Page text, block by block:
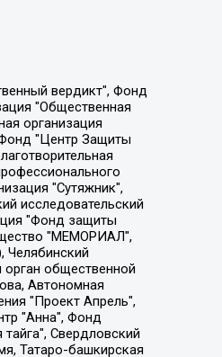
Борисович, Сироткин Ярослав Николаевич, Кара-Мурза Владимир Владимирович, Баранова Наталья Владимировна, Гозман Леонид Яковлевич, Кагарлицкий Борис Юльевич, Климарев Михаил Валерьевич, Милов Владимир Станиславович, Автономная некоммерческая организация Краснодарский центр современного искусства "Типография", Моргенштерн Алишер Тагирович, Соболь Любовь Эдуардовна, Общество с ограниченной ответственностью "ЛИЗА НОРМ", Каспаров Гарри Кимович, Ходорковский Михаил Борисович, Общество с ограниченной ответственностью "Апрельские тезисы", Данилович Ирина Брониславовна, Кашин Олег Владимирович, Петров Николай Владимирович, Пивоваров Алексей Владимирович, Соколов Михаил Владимирович, Цветкова Юлия Владимировна, Чичваркин Евгений Александрович, Комитет против пыток/Команда против пыток, Общество с ограниченной ответственностью "Первый научный", Общество с ограниченной ответственностью "Вертолет и ко", Белоцерковская Вероника Борисовна, Кац Максим Евгеньевич, Лазарева Татьяна Юрьевна, Шаведдинов Руслан Табризович, Яшин Илья Валерьевич, Общество с ограниченной ответственностью "Иноагент ААВ", Алешковский Дмитрий Петрович, Альбац Евгения Марковна, Быков Дмитрий Львович, Галямина Юлия Евгеньевна, Лойко Сергей Леонидович, Мартынов Кирилл Константинович, Медведев Сергей Александрович, Крашенинников Федор Геннадиевич, Гордеева Катерина Вл